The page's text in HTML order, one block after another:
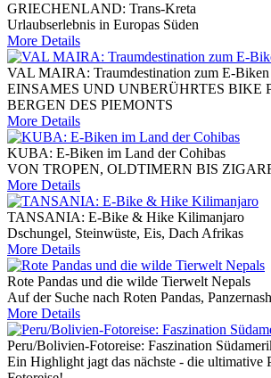
GRIECHENLAND: Trans-Kreta
Urlaubserlebnis in Europas Süden
More Details
VAL MAIRA: Traumdestination zum E-Biken
EINSAMES UND UNBERÜHRTES BIKE
BERGEN DES PIEMONTS
More Details
KUBA: E-Biken im Land der Cohibas
VON TROPEN, OLDTIMERN BIS
More Details
TANSANIA: E-Bike & Hike Kilimanjaro
Dschungel, Steinwüste, Eis, Dach Afrikas
More Details
Rote Pandas und die wilde Tierwelt Nepals
Auf der Suche nach Roten Pandas,
More Details
Peru/Bolivien-Fotoreise: Faszination
Ein Highlight jagt das nächste - die ultimative